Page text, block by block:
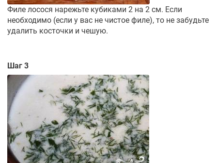
Филе лосося нарежьте кубиками 2 на 2 см. Если
необходимо (если у вас не чистое филе), то не забудьте
удалить косточки и чешую.
Шаг 3